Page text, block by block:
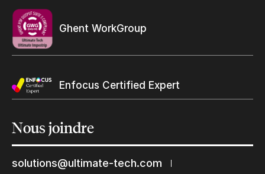
Ghent WorkGroup
Enfocus Certified Expert
Nousjoindre
solutions@ultimate-tech.com